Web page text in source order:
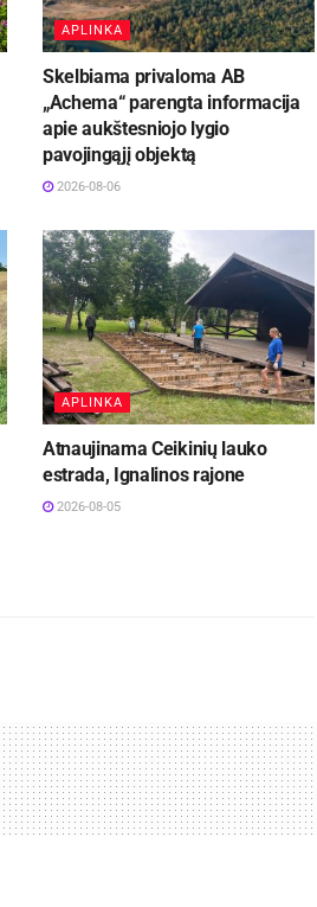
APLINKA
Skelbiama privaloma AB
„Achema“ parengta informacija
apie aukštesniojo lygio
pavojingąjį objektą
2026-08-06
APLINKA
Atnaujinama Ceikinių lauko
estrada, Ignalinos rajone
2026-08-05